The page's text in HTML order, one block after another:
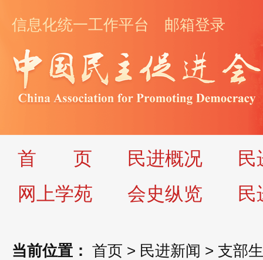
信息化统一工作平台 邮箱登录
首 页 民进概况
民
网上学苑
会史纵览 民
当前位置： 首页 > 民进新闻 > 支部